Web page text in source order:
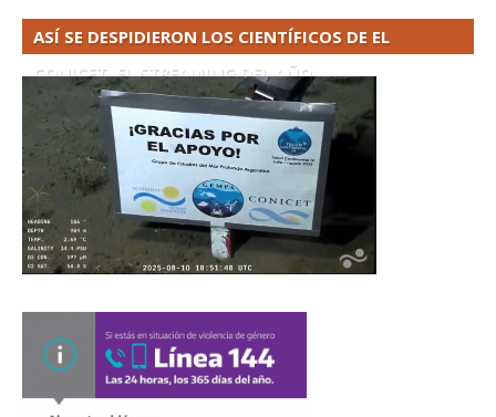
ASÍ SE DESPIDIERON LOS CIENTÍFICOS DE EL
CONICET. EL STREAMING DEL AÑO